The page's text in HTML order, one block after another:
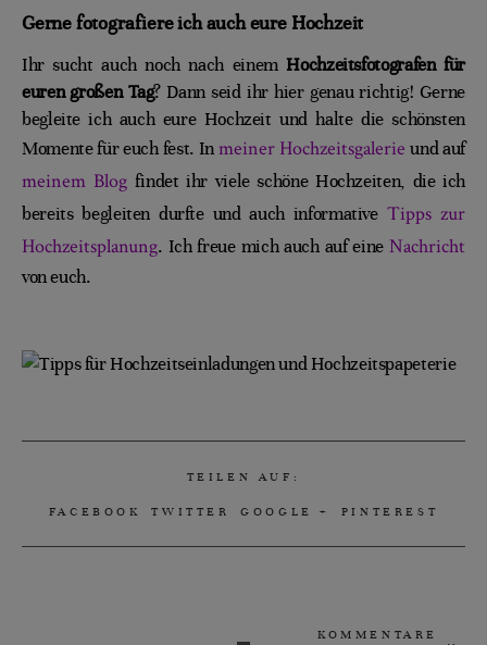
Gerne fotografiere ich auch eure Hochzeit
Ihr sucht auch noch nach einem Hochzeitsfotografen für
euren großen Tag? Dann seid ihr hier genau richtig! Gerne
begleite ich auch eure Hochzeit und halte die schönsten
Momente für euch fest. Inmeiner Hochzeitsgalerie und auf
meinem Blog findet ihr viele schöne Hochzeiten, die ich
bereits begleiten durfte und auch informative Tipps zur
Hochzeitsplanung. Ich freue mich auch auf eine Nachricht
von euch.
TEILEN AUF:
FACEBOOK TWITTER GOOGLE + PINTEREST
KOMMENTARE